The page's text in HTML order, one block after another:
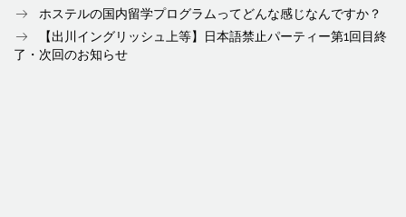
ホステルの国内留学プログラムってどんな感じなんですか？
【出川イングリッシュ上等】日本語禁止パーティー第1回目終
了・次回のお知らせ